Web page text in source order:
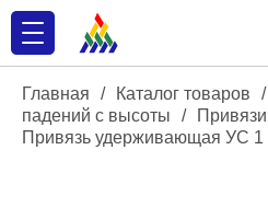
Главная / Каталог товаров /
падений с высоты
/
Привязь удерживающая УС 1